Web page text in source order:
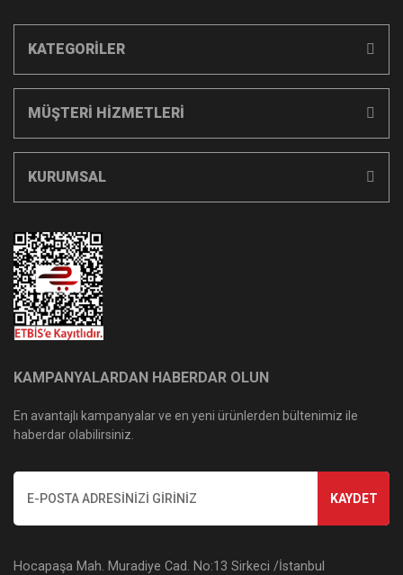
KATEGORİLER
MÜŞTERİ HİZMETLERİ
KURUMSAL
KAMPANYALARDAN HABERDAR OLUN
En avantajlı kampanyalar ve en yeni ürünlerden bültenimiz ile
haberdar olabilirsiniz.
KAYDET
Hocapaşa Mah. Muradiye Cad. No:13 Sirkeci /İstanbul